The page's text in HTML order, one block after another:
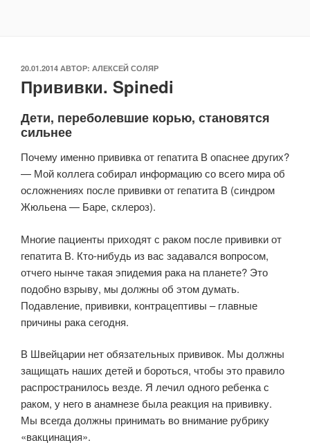
ОПУБЛИКОВАНО
20.01.2014 АВТОР: АЛЕКСЕЙ СОЛЯР
Прививки. Spinedi
Дети, переболевшие корью, становятся
сильнее
Почему именно прививка от гепатита В опаснее других?
— Мой коллега собирал информацию со всего мира об
осложнениях после прививки от гепатита В (синдром
Жюльена — Баре, склероз).
Многие пациенты приходят с раком после прививки от
гепатита В. Кто-нибудь из вас задавался вопросом,
отчего нынче такая эпидемия рака на планете? Это
подобно взрыву, мы должны об этом думать.
Подавление, прививки, контрацептивы – главные
причины рака сегодня.
В Швейцарии нет обязательных прививок. Мы должны
защищать наших детей и бороться, чтобы это правило
распространилось везде. Я лечил одного ребенка с
раком, у него в анамнезе была реакция на прививку.
Мы всегда должны принимать во внимание рубрику
«вакцинация».